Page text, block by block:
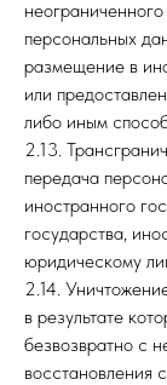
персональных
размещение в
или
либо иным
2.13.
передача
иностранного
государства,
юридическому
2.14.
в результате
безвозвратно с
восстановления